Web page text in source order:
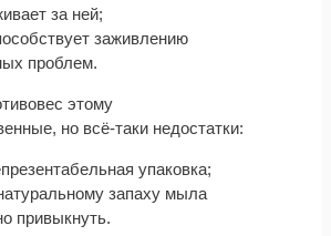
за ней;
заживлению
проблем.
этому
но всё-таки недостатки:
упаковка;
запаху мыла
привыкнуть.